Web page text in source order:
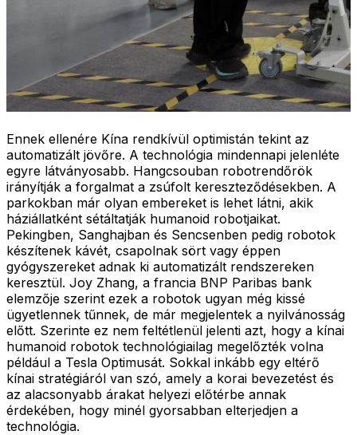
Ennek ellenére Kína rendkívül optimistán tekint az
automatizált jövőre. A technológia mindennapi jelenléte
egyre látványosabb. Hangcsouban robotrendőrök
irányítják a forgalmat a zsúfolt kereszteződésekben. A
parkokban már olyan embereket is lehet látni, akik
háziállatként sétáltatják humanoid robotjaikat.
Pekingben, Sanghajban és Sencsenben pedig robotok
készítenek kávét, csapolnak sört vagy éppen
gyógyszereket adnak ki automatizált rendszereken
keresztül. Joy Zhang, a francia BNP Paribas bank
elemzője szerint ezek a robotok ugyan még kissé
ügyetlennek tűnnek, de már megjelentek a nyilvánosság
előtt. Szerinte ez nem feltétlenül jelenti azt, hogy a kínai
humanoid robotok technológiailag megelőzték volna
például a Tesla Optimusát. Sokkal inkább egy eltérő
kínai stratégiáról van szó, amely a korai bevezetést és
az alacsonyabb árakat helyezi előtérbe annak
érdekében, hogy minél gyorsabban elterjedjen a
technológia.